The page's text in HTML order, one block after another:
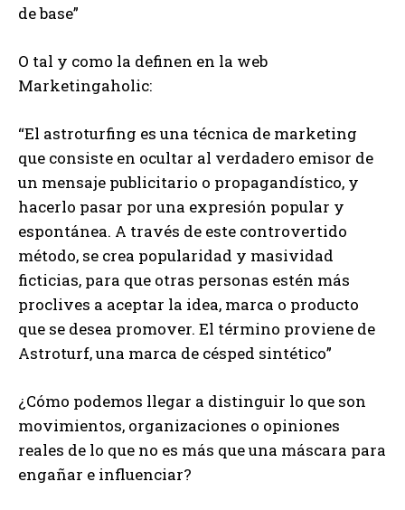
de base”
O tal y como la definen en la web
Marketingaholic:
“El astroturfing es una técnica de marketing
que consiste en ocultar al verdadero emisor de
un mensaje publicitario o propagandístico, y
hacerlo pasar por una expresión popular y
espontánea. A través de este controvertido
método, se crea popularidad y masividad
ficticias, para que otras personas estén más
proclives a aceptar la idea, marca o producto
que se desea promover. El término proviene de
Astroturf, una marca de césped sintético”
¿Cómo podemos llegar a distinguir lo que son
movimientos, organizaciones o opiniones
reales de lo que no es más que una máscara para
engañar e influenciar?